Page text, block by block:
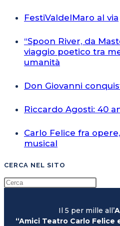
FestiValdelMaro al via
“Spoon River, da
viaggio poetico tra
umanità
Don Giovanni
Riccardo Agosti: 40
Carlo Felice fra
musical
CERCA NEL SITO
Il 5 per mille all’
“Amici Teatro Carlo Felice